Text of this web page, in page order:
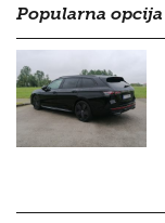
Popularna opcija